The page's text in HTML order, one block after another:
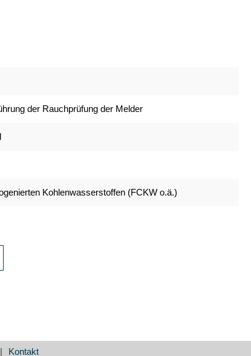
der Rauchprüfung der Melder
Kohlenwasserstoffen (FCKW o.ä.)
Kontakt